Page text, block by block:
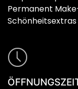
Permanent
Schönheitsextras